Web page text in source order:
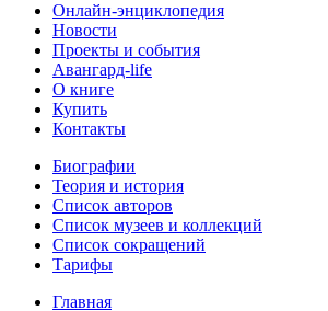
Онлайн-энциклопедия
Новости
Проекты и события
Авангард-life
О книге
Купить
Контакты
Биографии
Теория и история
Список авторов
Список музеев и коллекций
Список сокращений
Тарифы
Главная